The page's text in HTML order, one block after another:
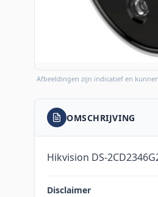
Afbeeldingen zijn indicatief en
OMSCHRIJVING
Hikvision DS-
Disclaimer